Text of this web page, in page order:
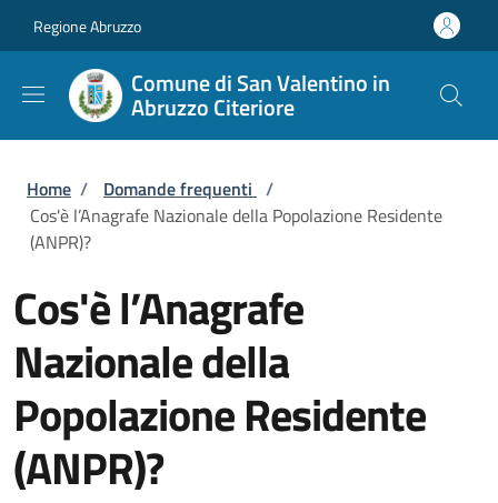
Regione Abruzzo
Comune di San Valentino in
Abruzzo Citeriore
Briciole di pane
Home / Domande frequenti /
Cos'è l’Anagrafe Nazionale della Popolazione Residente
(ANPR)?
Cos'è l’Anagrafe
Nazionale della
Popolazione Residente
(ANPR)?